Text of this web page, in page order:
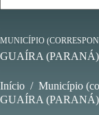
MUNICÍPIO
GUAÍRA (PARANÁ)
Início / Município
GUAÍRA (PARANÁ)